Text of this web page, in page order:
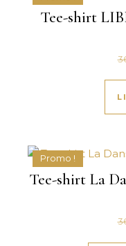
Tee-shirt
Promo !
Tee-shirt La